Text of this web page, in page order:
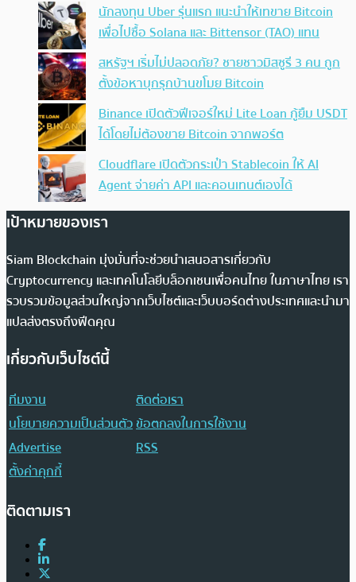
นักลงทุน Uber รุ่นแรก แนะนำให้เทขาย Bitcoin
เพื่อไปซื้อ Solana และ Bittensor (TAO) แทน
สหรัฐฯ เริ่มไม่ปลอดภัย? ชายชาวมิสซูรี 3 คน ถูก
ตั้งข้อหาบุกรุกบ้านขโมย Bitcoin
Binance เปิดตัวฟีเจอร์ใหม่ Lite Loan กู้ยืม USDT
ได้โดยไม่ต้องขาย Bitcoin จากพอร์ต
Cloudflare เปิดตัวกระเป๋า Stablecoin ให้ AI
Agent จ่ายค่า API และคอนเทนต์เองได้
เป้าหมายของเรา
Siam Blockchain มุ่งมั่นที่จะช่วยนำเสนอสารเกี่ยวกับ
Cryptocurrency และเทคโนโลยีบล็อกเชนเพื่อคนไทย ในภาษาไทย เรา
รวบรวมข้อมูลส่วนใหญ่จากเว็บไซต์และเว็บบอร์ดต่างประเทศและนำมา
แปลส่งตรงถึงฟีดคุณ
เกี่ยวกับเว็บไซต์นี้
ทีมงาน
ติดต่อเรา
นโยบายความเป็นส่วนตัวข้อตกลงในการใช้งาน
Advertise
RSS
ตั้งค่าคุกกี้
ติดตามเรา